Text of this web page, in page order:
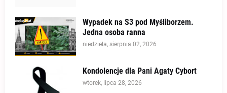
Wypadek na S3 pod Myśliborzem.
Jedna osoba ranna
niedziela, sierpnia 02, 2026
Kondolencje dla Pani Agaty Cybort
wtorek, lipca 28, 2026